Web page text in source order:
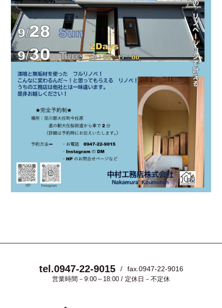
tel.0947-22-9015 fax.0947-22-9016
営業時間－9:00～18:00 / 定休日－不定休